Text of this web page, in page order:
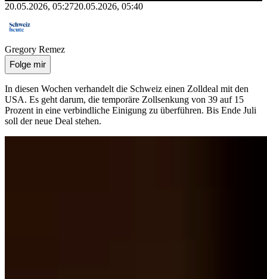
20.05.2026, 05:2720.05.2026, 05:40
Gregory Remez
Folge mir
In diesen Wochen verhandelt die Schweiz einen Zolldeal mit den
USA. Es geht darum, die temporäre Zollsenkung von 39 auf 15
Prozent in eine verbindliche Einigung zu überführen. Bis Ende Juli
soll der neue Deal stehen.